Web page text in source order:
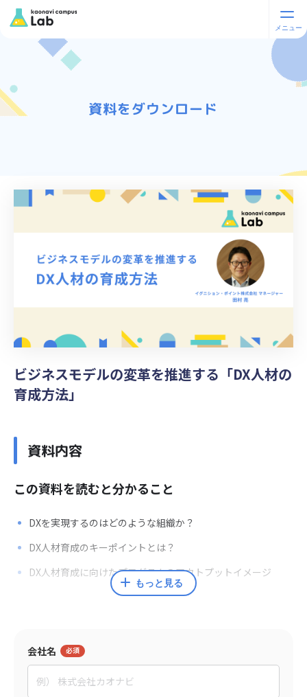
資料をダウンロード
ビジネスモデルの変革を推進する「DX人材の
育成方法」
資料内容
この資料を読むと分かること
DXを実現するのはどのような組織か？
DX人材育成のキーポイントとは？
DX人材育成に向けたプログラムのアウトプットイメージ
田村 亮
イグニション・ポイント株式会社
もっと見る
会社名